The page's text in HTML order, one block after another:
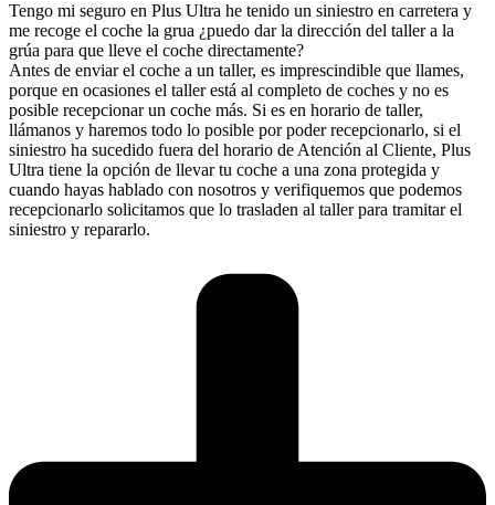
Tengo mi seguro en Plus Ultra he tenido un siniestro en carretera y
me recoge el coche la grua ¿puedo dar la dirección del taller a la
grúa para que lleve el coche directamente?
Antes de enviar el coche a un taller, es imprescindible que llames,
porque en ocasiones el taller está al completo de coches y no es
posible recepcionar un coche más. Si es en horario de taller,
llámanos y haremos todo lo posible por poder recepcionarlo, si el
siniestro ha sucedido fuera del horario de Atención al Cliente, Plus
Ultra tiene la opción de llevar tu coche a una zona protegida y
cuando hayas hablado con nosotros y verifiquemos que podemos
recepcionarlo solicitamos que lo trasladen al taller para tramitar el
siniestro y repararlo.